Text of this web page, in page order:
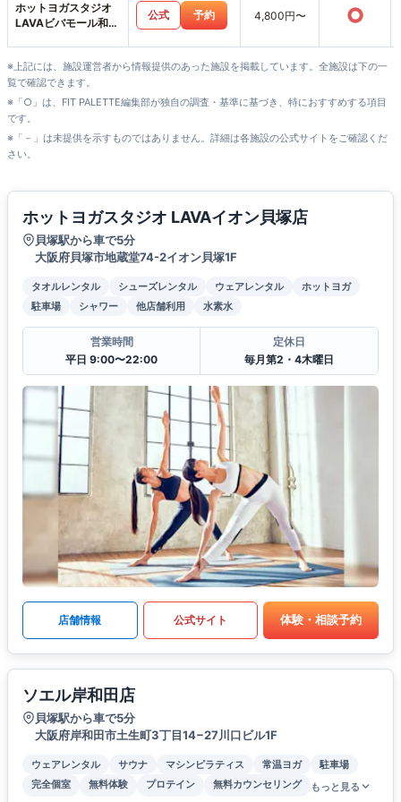
ホットヨガスタジオ
LAVAビバモール和泉
公式 予約 4,800円〜 ○
※上記には、施設運営者から情報提供のあった施設を掲載しています。全施設は下の一
覧で確認できます。
※「○」は、FIT PALETTE編集部が独自の調査・基準に基づき、特におすすめする項目
です。
※「－」は未提供を示すものではありません。詳細は各施設の公式サイトをご確認くだ
さい。
ホットヨガスタジオ LAVAイオン貝塚店
貝塚駅から車で5分
大阪府貝塚市地蔵堂74-2イオン貝塚1F
タオルレンタル シューズレンタル ウェアレンタル
ホットヨガ
駐車場
シャワー 他店舗利用 水素水
営業時間
平日 9:00〜22:00
定休日
毎月第2・4木曜日
店舗情報 公式サイト 体験・相談予約
ソエル岸和田店
貝塚駅から車で5分
大阪府岸和田市土生町3丁目14−27川口ビル1F
ウェアレンタル サウナ マシンピラティス 常温ヨガ
駐車場
完全個室
無料体験 プロテイン 無料カウンセリング もっと見る